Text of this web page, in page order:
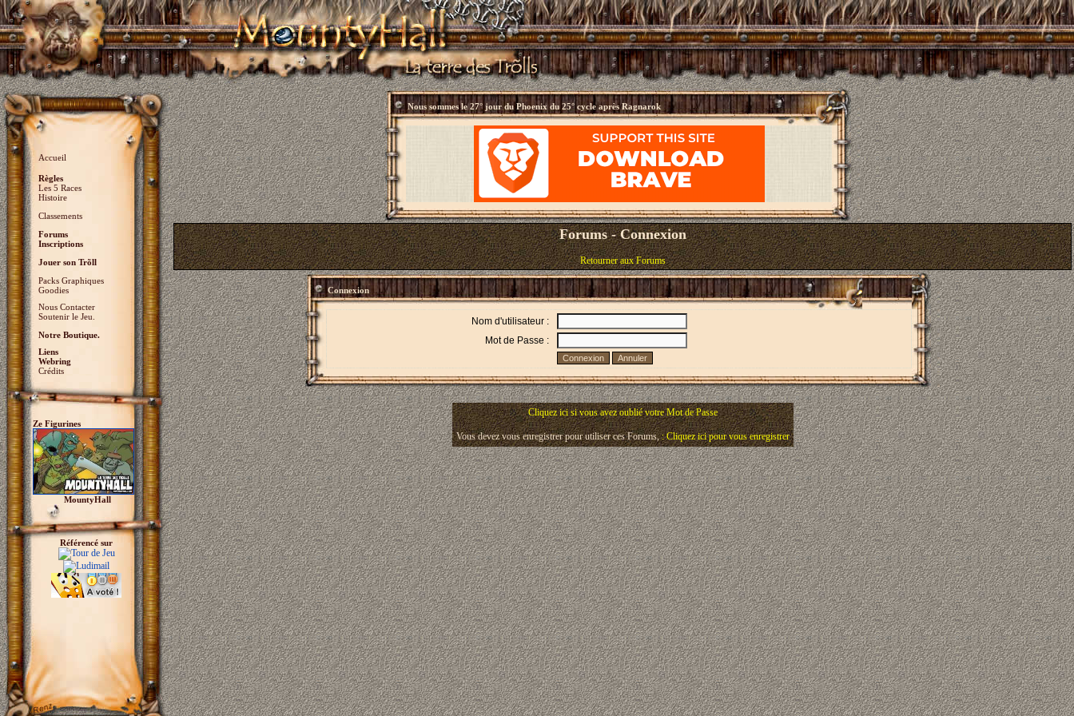
Accueil
Règles
Les 5 Races
Histoire
Classements
Forums
Inscriptions
Jouer son Trõll
Packs Graphiques
Goodies
Nous Contacter
Soutenir le Jeu.
Notre Boutique.
Liens
Webring
Crédits
Ze Figurines
MountyHall
Référencé sur
Nous sommes le27° jour du Phoenix du 25° cycle après Ragnarok
Forums - Connexion
Retourner aux Forums
Connexion
Nom d'utilisateur :
Mot de Passe :
Cliquez ici si vous avez oublié votre Mot de Passe
Vous devez vous enregistrer pour utiliser ces Forums,: Cliquez ici pour vous enregistrer